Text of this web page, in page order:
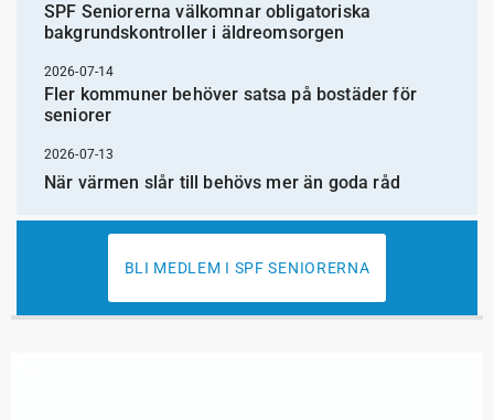
SPF Seniorerna välkomnar obligatoriska
bakgrundskontroller i äldreomsorgen
2026-07-14
Fler kommuner behöver satsa på bostäder för
seniorer
2026-07-13
När värmen slår till behövs mer än goda råd
BLI MEDLEM I SPF SENIORERNA